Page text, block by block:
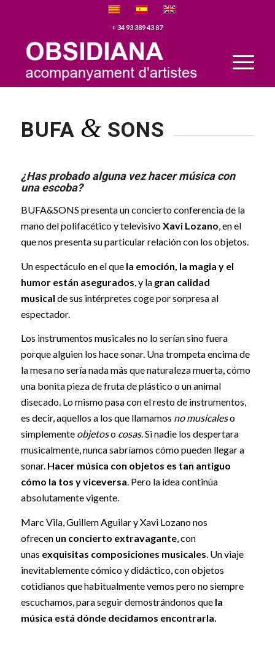
+ 34 93 389 43 87
BUFA & SONS
¿Has probado alguna vez hacer música con
una escoba?
BUFA&SONS presenta un concierto conferencia de la
mano del polifacético y televisivoXavi Lozano, en el
que nos presenta su particular relación con los objetos.
Un espectáculo en el que la emoción, la magia y el
humor están asegurados , y la gran calidad
musical de sus intérpretes coge por sorpresa al
espectador.
Los instrumentos musicales no lo serían sino fuera
porque alguien los hace sonar. Una trompeta encima de
la mesa no sería nada más que naturaleza muerta, cómo
una bonita pieza de fruta de plástico o un animal
disecado. Lo mismo pasa con el resto de instrumentos,
es decir, aquellos a los que llamamos no musicaleso
simplemente objetoso cosas. Si nadie los despertara
musicalmente, nunca sabríamos cómo pueden llegar a
sonar. Hacer música con objetos es tan antiguo
cómo la tos y viceversa. Pero la idea continúa
absolutamente vigente.
Marc Vila, Guillem Aguilar y Xavi Lozano nos
ofrecen un concierto extravagante, con
unas exquisitas composiciones musicales . Un viaje
inevitablemente cómico y didáctico, con objetos
cotidianos que habitualmente vemos pero no siempre
escuchamos, para seguir demostrándonos que la
música está dónde decidamos encontrarla.